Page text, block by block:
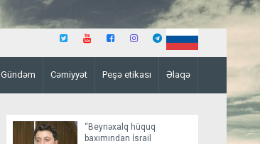
Gündəm Cəmiyyət Peşə etikası Əlaqə
“Beynəxalq hüquq
baxımından İsrail